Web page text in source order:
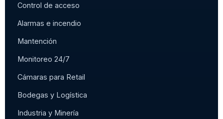
Control de acceso
Alarmas e incendio
Mantención
Monitoreo 24/7
Cámaras para Retail
Bodegas y Logística
Industria y Minería